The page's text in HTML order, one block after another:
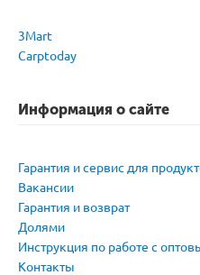
3Mart
Carptoday
Информация о сайте
Гарантия и сервис для
Вакансии
Гарантия и возврат
Долями
Инструкция по работе с
Контакты